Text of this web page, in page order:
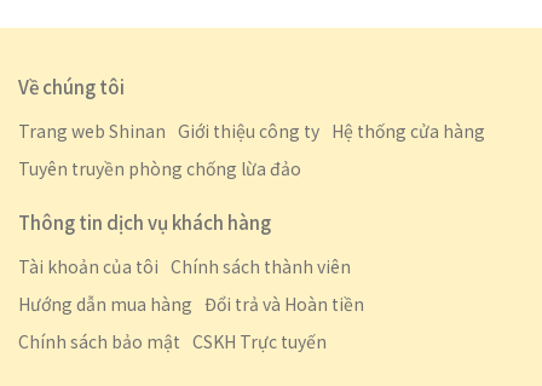
Về chúng tôi
Trang web Shinan Giới thiệu công ty Hệ thống cửa hàng
Tuyên truyền phòng chống lừa đảo
Thông tin dịch vụ khách hàng
Tài khoản của tôi Chính sách thành viên
Hướng dẫn mua hàng Đổi trả và Hoàn tiền
Chính sách bảo mật CSKH Trực tuyến